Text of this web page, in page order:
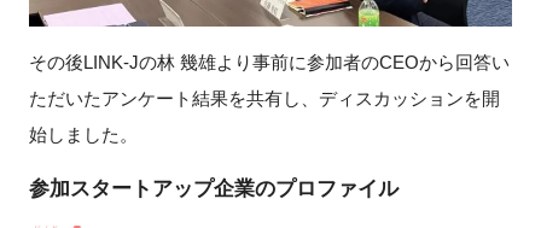
その後LINK-Jの林 幾雄より事前に参加者のCEOから回答い
ただいたアンケート結果を共有し、ディスカッションを開
始しました。
参加スタートアップ企業のプロファイル